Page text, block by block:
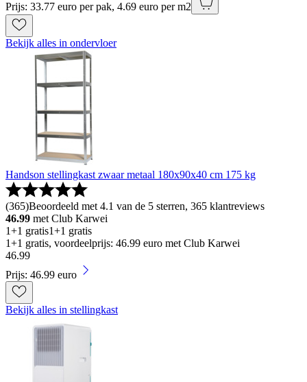
Prijs: 33.77 euro per pak, 4.69 euro per m2
Bekijk alles in ondervloer
Handson stellingkast zwaar metaal 180x90x40 cm 175 kg
(365)Beoordeeld met 4.1 van de 5 sterren, 365 klantreviews
46.99 met Club Karwei
1+1 gratis1+1 gratis
1+1 gratis, voordeelprijs: 46.99 euro met Club Karwei
46.99
Prijs: 46.99 euro
Bekijk alles in stellingkast